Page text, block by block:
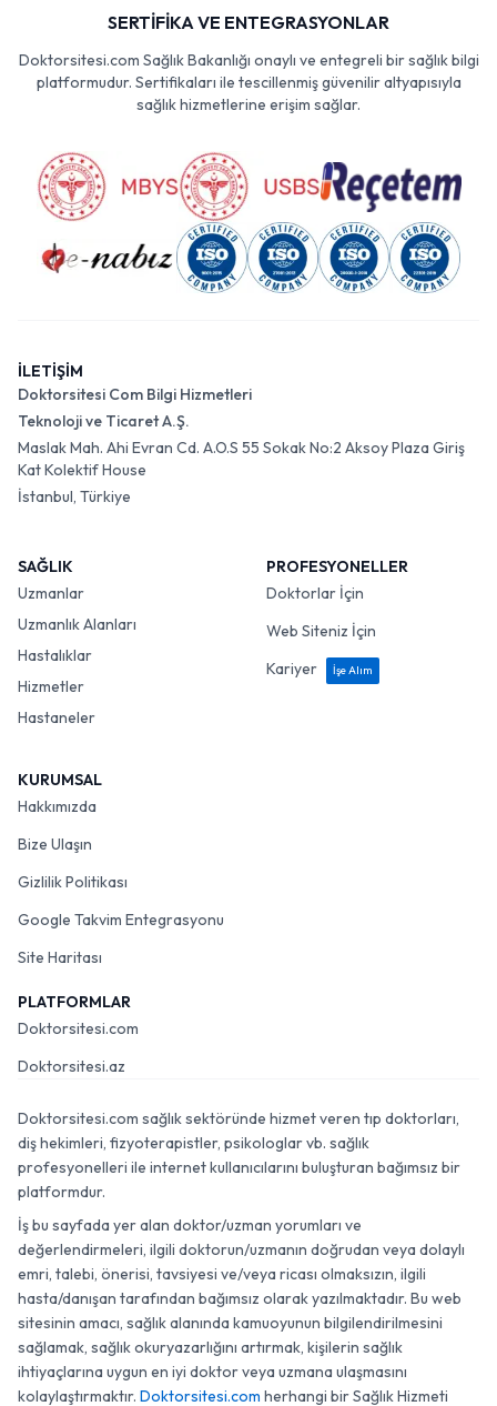
SERTİFİKA VE ENTEGRASYONLAR
Doktorsitesi.com Sağlık Bakanlığı onaylı ve entegreli bir sağlık bilgi
platformudur. Sertifikaları ile tescillenmiş güvenilir altyapısıyla
sağlık hizmetlerine erişim sağlar.
İLETİŞİM
Doktorsitesi Com Bilgi Hizmetleri
Teknoloji ve Ticaret A.Ş.
Maslak Mah. Ahi Evran Cd. A.O.S 55 Sokak No:2 Aksoy Plaza Giriş
Kat Kolektif House
İstanbul, Türkiye
SAĞLIK
Uzmanlar
Uzmanlık Alanları
Hastalıklar
Hizmetler
Hastaneler
PROFESYONELLER
Doktorlar İçin
Web Siteniz İçin
Kariyer
İşe Alım
KURUMSAL
Hakkımızda
Bize Ulaşın
Gizlilik Politikası
Google Takvim Entegrasyonu
Site Haritası
PLATFORMLAR
Doktorsitesi.com
Doktorsitesi.az
Doktorsitesi.com sağlık sektöründe hizmet veren tıp doktorları,
diş hekimleri, fizyoterapistler, psikologlar vb. sağlık
profesyonelleri ile internet kullanıcılarını buluşturan bağımsız bir
platformdur.
İş bu sayfada yer alan doktor/uzman yorumları ve
değerlendirmeleri, ilgili doktorun/uzmanın doğrudan veya dolaylı
emri, talebi, önerisi, tavsiyesi ve/veya ricası olmaksızın, ilgili
hasta/danışan tarafından bağımsız olarak yazılmaktadır. Bu web
sitesinin amacı, sağlık alanında kamuoyunun bilgilendirilmesini
sağlamak, sağlık okuryazarlığını artırmak, kişilerin sağlık
ihtiyaçlarına uygun en iyi doktor veya uzmana ulaşmasını
kolaylaştırmaktır. Doktorsitesi.com herhangi bir Sağlık Hizmeti